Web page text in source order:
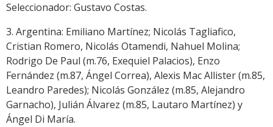
Seleccionador: Gustavo Costas.
3. Argentina: Emiliano Martínez; Nicolás Tagliafico,
Cristian Romero, Nicolás Otamendi, Nahuel Molina;
Rodrigo De Paul (m.76, Exequiel Palacios), Enzo
Fernández (m.87, Ángel Correa), Alexis Mac Allister (m.85,
Leandro Paredes); Nicolás González (m.85, Alejandro
Garnacho), Julián Álvarez (m.85, Lautaro Martínez) y
Ángel Di María.